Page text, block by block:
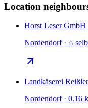
Location
Horst Leser
Nordendorf · ⌂
Landkäserei
Nordendorf · 0.16